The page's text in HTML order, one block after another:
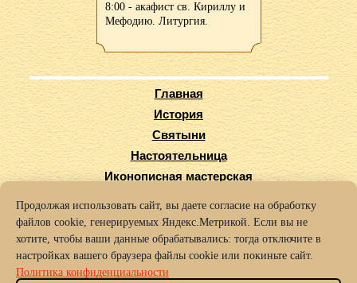
8:00 - акафист св. Кириллу и
Мефодию. Литургия.
Главная
История
Святыни
Настоятельница
Иконописная мастерская
Карта сайта
Заказать требы
© 2016-2025 Архиерейское подворье храма во имя Святых Кирилла
Политика конфиденциальности
Продолжая использовать сайт, вы даете согласие на обработку
файлов cookie, генерируемых Яндекс.Метрикой. Если вы не
хотите, чтобы ваши данные обрабатывались: тогда отключите в
настройках вашего браузера файлы cookie или покиньте сайт.
Политика конфиденциальности